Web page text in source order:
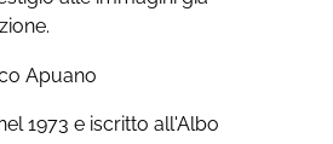
1973 e iscritto all'Albo